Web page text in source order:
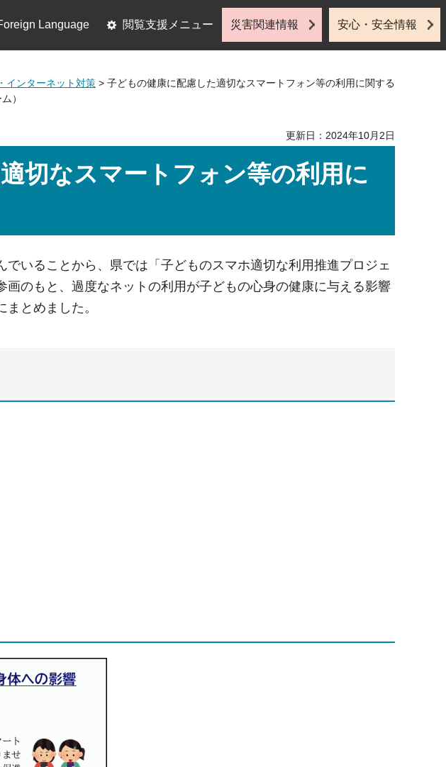
Language 閲覧支援メニュー 災害関連情報 安心・安全情報
インターネット対策 > 子どもの健康に配慮した適切なスマートフォン等の利用に関する
）
更新日：2024年10月2日
切なスマートフォン等の利用に
いることから、県では「子どものスマホ適切な利用推進プロジェ
のもと、過度なネットの利用が子どもの心身の健康に与える影響
とめました。